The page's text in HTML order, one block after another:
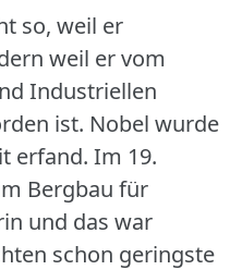
so, weil er
weil er vom
Industriellen
ist. Nobel wurde
erfand. Im 19.
Bergbau für
und das war
schon geringste